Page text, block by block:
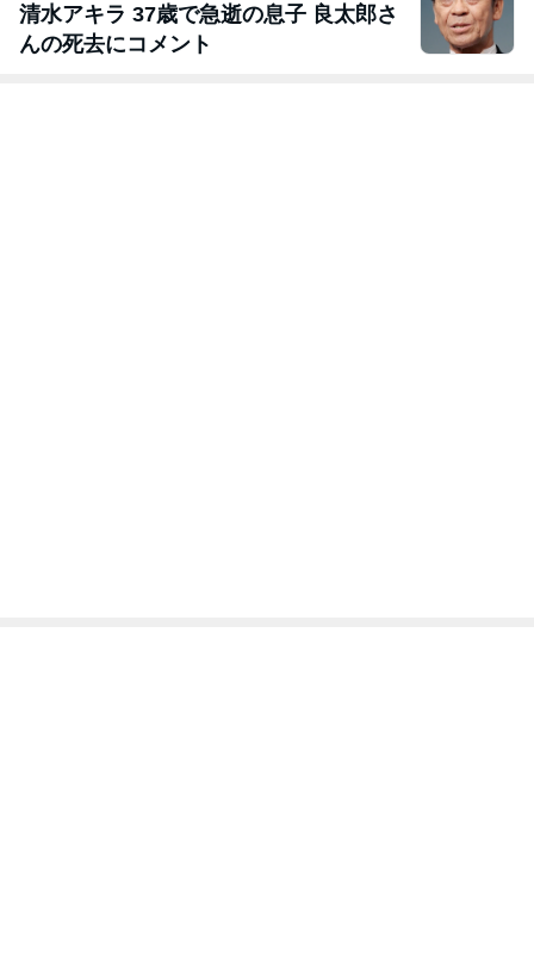
清水アキラ 37歳で急逝の息子 良太郎さ
んの死去にコメント